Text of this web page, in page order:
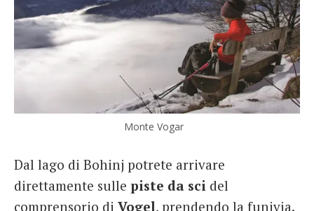
Monte Vogar
Dal lago di Bohinj potrete arrivare
direttamente sulle piste da sci del
comprensorio di Vogel, prendendo la funivia.